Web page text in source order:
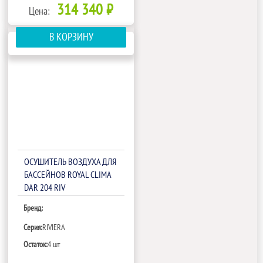
Цена: 314 340 ₽
В КОРЗИНУ
ОСУШИТЕЛЬ ВОЗДУХА ДЛЯ
БАССЕЙНОВ ROYAL CLIMA
DAR 204 RIV
Бренд:
Серия:RIVIERA
Остаток:4 шт